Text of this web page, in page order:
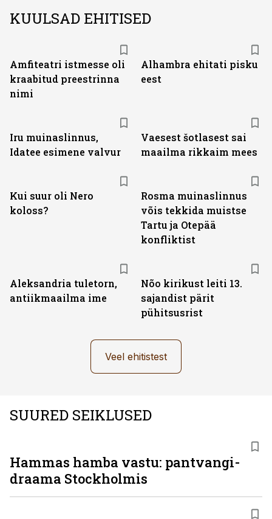
KUULSAD EHITISED
Amfiteatri istmesse oli
kraabitud preestrinna
nimi
Alhambra ehitati pisku
eest
Iru muinaslinnus,
Idatee esimene valvur
Vaesest šotlasest sai
maailma rikkaim mees
Kui suur oli Nero
koloss?
Rosma muinaslinnus
võis tekkida muistse
Tartu ja Otepää
konfliktist
Aleksandria tuletorn,
antiikmaailma ime
Nõo kirikust leiti 13.
sajandist pärit
pühitsusrist
Veel ehitistest
SUURED SEIKLUSED
Hammas hamba vastu: pantvangi­
draama Stockholmis